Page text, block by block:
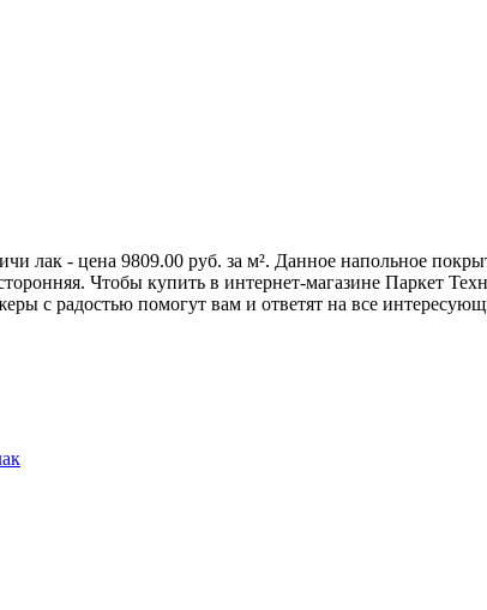
лак - цена 9809.00 руб. за м². Данное напольное
Чтобы купить в интернет-магазине Паркет
с радостью помогут вам и ответят на все